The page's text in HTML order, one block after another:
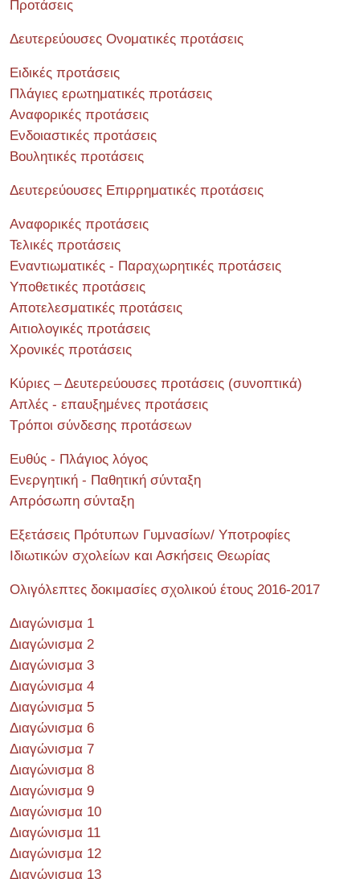
Προτάσεις
Δευτερεύουσες Ονοματικές προτάσεις
Ειδικές προτάσεις
Πλάγιες ερωτηματικές προτάσεις
Αναφορικές προτάσεις
Ενδοιαστικές προτάσεις
Βουλητικές προτάσεις
Δευτερεύουσες Επιρρηματικές προτάσεις
Αναφορικές προτάσεις
Τελικές προτάσεις
Εναντιωματικές - Παραχωρητικές προτάσεις
Υποθετικές προτάσεις
Αποτελεσματικές προτάσεις
Αιτιολογικές προτάσεις
Χρονικές προτάσεις
Κύριες – Δευτερεύουσες προτάσεις (συνοπτικά)
Απλές - επαυξημένες προτάσεις
Τρόποι σύνδεσης προτάσεων
Ευθύς - Πλάγιος λόγος
Ενεργητική - Παθητική σύνταξη
Απρόσωπη σύνταξη
Εξετάσεις Πρότυπων Γυμνασίων/ Υποτροφίες
Ιδιωτικών σχολείων και Ασκήσεις Θεωρίας
Ολιγόλεπτες δοκιμασίες σχολικού έτους 2016-2017
Διαγώνισμα 1
Διαγώνισμα 2
Διαγώνισμα 3
Διαγώνισμα 4
Διαγώνισμα 5
Διαγώνισμα 6
Διαγώνισμα 7
Διαγώνισμα 8
Διαγώνισμα 9
Διαγώνισμα 10
Διαγώνισμα 11
Διαγώνισμα 12
Διαγώνισμα 13